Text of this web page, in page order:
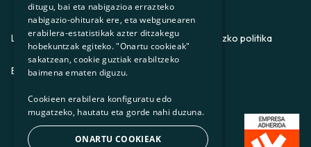
Bazkideen txokoa
Prentsa
Gurekin lan egin
Lege-oharraPribatutasun-politikaCookieei buruzko politika
ES CAGLEU
SPANISH
GL
BASQUE
ditugu, bai eta nabigazioa errazteko
nabigazio-ohiturak ere, eta webgunearen
erabilera-estatistikak azter ditzakegu
hobekuntzak egiteko. "Onartu cookieak"
sakatzean, cookie guztiak erabiltzeko
baimena ematen diguzu.
Cookieen erabilera konfiguratu edo
mugatzeko, hautatu eta gorde nahi duzuna.
ONARTU COOKIEAK